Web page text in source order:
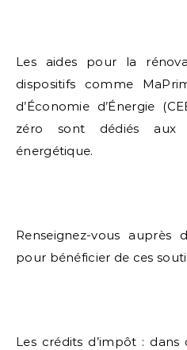
Les aides pour la
dispositifs comme
d’Économie d’Énergie
zéro sont dédiés aux
énergétique.
Renseignez-vous auprès
pour bénéficier de ces
Les crédits d’impôt : dans